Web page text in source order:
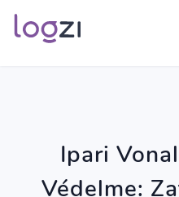
Ipari
Védelme: